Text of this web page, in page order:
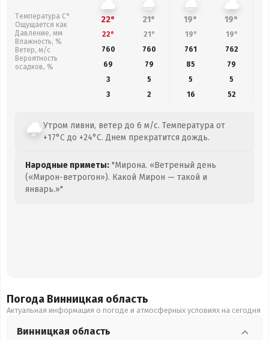
Температура С°
Ощущается как
Давление, мм
Влажность, %
Ветер, м/с
Вероятность
осадков, %
22° 21° 19° 19°
22° 21° 19° 19°
760
760 761 762
69
79 85
79
3
5 5
5
3
2 16 52
Утром ливни, ветер до 6 м/с. Температура от
+17°C до +24°C. Днем прекратится дождь.
Народные приметы: "Мирона. «Ветреный день
(«Мирон-ветрогон»). Какой Мирон — такой и
январь.»"
Погода Винницкая область
Актуальная информация о погоде и атмосферных условиях на сегодня
Винницкая область